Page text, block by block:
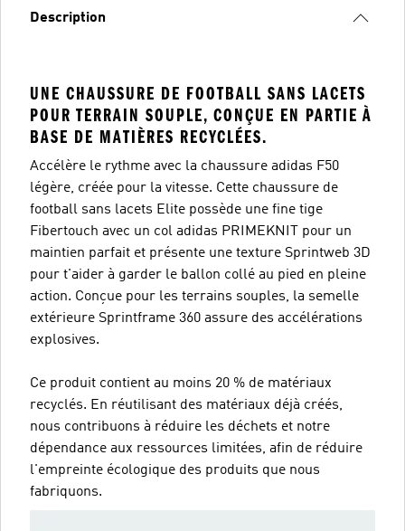
Description
UNE CHAUSSURE DE FOOTBALL SANS LACETS
POUR TERRAIN SOUPLE, CONÇUE EN PARTIE À
BASE DE MATIÈRES RECYCLÉES.
Accélère le rythme avec la chaussure adidas F50
légère, créée pour la vitesse. Cette chaussure de
football sans lacets Elite possède une fine tige
Fibertouch avec un col adidas PRIMEKNIT pour un
maintien parfait et présente une texture Sprintweb 3D
pour t'aider à garder le ballon collé au pied en pleine
action. Conçue pour les terrains souples, la semelle
extérieure Sprintframe 360 assure des accélérations
explosives.
Ce produit contient au moins 20 % de matériaux
recyclés. En réutilisant des matériaux déjà créés,
nous contribuons à réduire les déchets et notre
dépendance aux ressources limitées, afin de réduire
l'empreinte écologique des produits que nous
fabriquons.